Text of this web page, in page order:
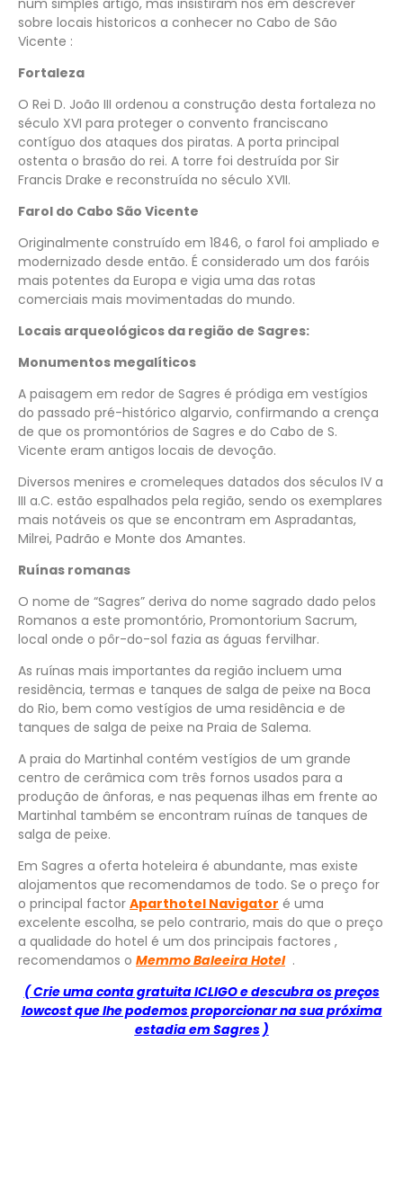
sobre locais historicos a conhecer no Cabo de São
Vicente :
Fortaleza
O Rei D. João III ordenou a construção desta fortaleza no
século XVI para proteger o convento franciscano
contíguo dos ataques dos piratas. A porta principal
ostenta o brasão do rei. A torre foi destruída por Sir
Francis Drake e reconstruída no século XVII.
Farol do Cabo São Vicente
Originalmente construído em 1846, o farol foi ampliado e
modernizado desde então. É considerado um dos faróis
mais potentes da Europa e vigia uma das rotas
comerciais mais movimentadas do mundo.
Locais arqueológicos da região de Sagres:
Monumentos megalíticos
A paisagem em redor de Sagres é pródiga em vestígios
do passado pré-histórico algarvio, confirmando a crença
de que os promontórios de Sagres e do Cabo de S.
Vicente eram antigos locais de devoção.
Diversos menires e cromeleques datados dos séculos IV a
III a.C. estão espalhados pela região, sendo os exemplares
mais notáveis os que se encontram em Aspradantas,
Milrei, Padrão e Monte dos Amantes.
Ruínas romanas
O nome de “Sagres” deriva do nome sagrado dado pelos
Romanos a este promontório, Promontorium Sacrum,
local onde o pôr-do-sol fazia as águas fervilhar.
As ruínas mais importantes da região incluem uma
residência, termas e tanques de salga de peixe na Boca
do Rio, bem como vestígios de uma residência e de
tanques de salga de peixe na Praia de Salema.
A praia do Martinhal contém vestígios de um grande
centro de cerâmica com três fornos usados para a
produção de ânforas, e nas pequenas ilhas em frente ao
Martinhal também se encontram ruínas de tanques de
salga de peixe.
Em Sagres a oferta hoteleira é abundante, mas existe
alojamentos que recomendamos de todo. Se o preço for
o principal factor Aparthotel Navigator é uma
excelente escolha, se pelo contrario, mais do que o preço
a qualidade do hotel é um dos principais factores ,
recomendamos o Memmo Baleeira Hotel.
( Crie uma conta gratuita ICLIGO e descubra os preços
lowcost que lhe podemos proporcionar na sua próxima
estadia em Sagres )